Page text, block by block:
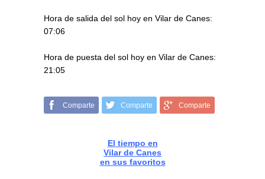
Hora de salida del sol hoy en Vilar de Canes:
07:06
Hora de puesta del sol hoy en Vilar de Canes:
21:05
Comparte Comparte Comparte
El tiempo en
Vilar de Canes
en sus favoritos